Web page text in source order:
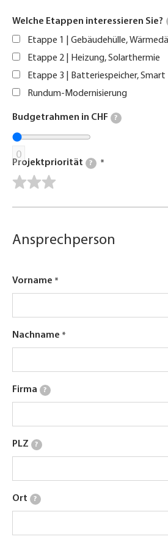
Welche Etappen interessieren Sie?
Etappe 1 | Gebäudehülle,
Etappe 2 | Heizung, Solarthermie
Etappe 3 | Batteriespeicher,
Rundum-Modernisierung
Budgetrahmen in CHF ?
0
Projektpriorität ?
Ansprechperson
Vorname
Nachname
Firma ?
PLZ ?
Ort ?